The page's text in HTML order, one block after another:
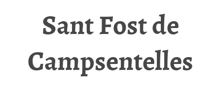
Sant Fost de
Campsentelles